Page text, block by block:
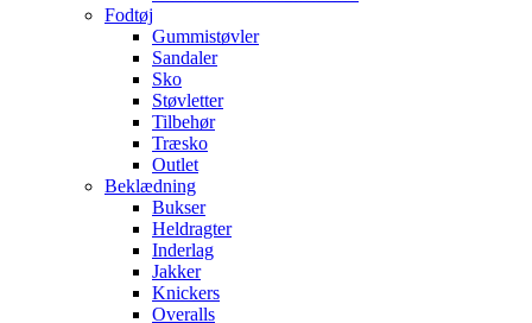
Fodtøj
Gummistøvler
Sandaler
Sko
Støvletter
Tilbehør
Træsko
Outlet
Beklædning
Bukser
Heldragter
Inderlag
Jakker
Knickers
Overalls